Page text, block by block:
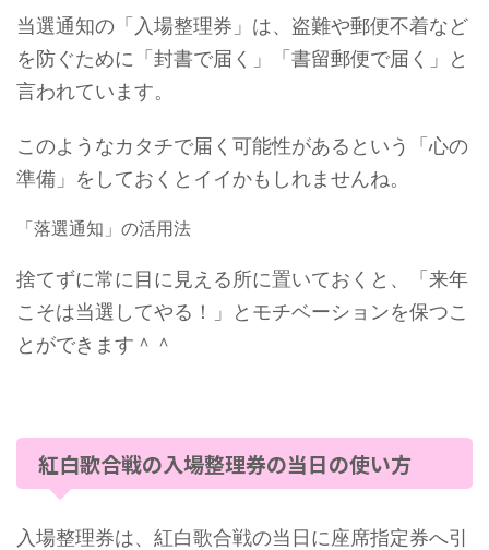
当選通知の「入場整理券」は、盗難や郵便不着など
を防ぐために「封書で届く」「書留郵便で届く」と
言われています。
このようなカタチで届く可能性があるという「心の
準備」をしておくとイイかもしれませんね。
「落選通知」の活用法
捨てずに常に目に見える所に置いておくと、「来年
こそは当選してやる！」とモチベーションを保つこ
とができます＾＾
紅白歌合戦の入場整理券の当日の使い方
入場整理券は、紅白歌合戦の当日に座席指定券へ引